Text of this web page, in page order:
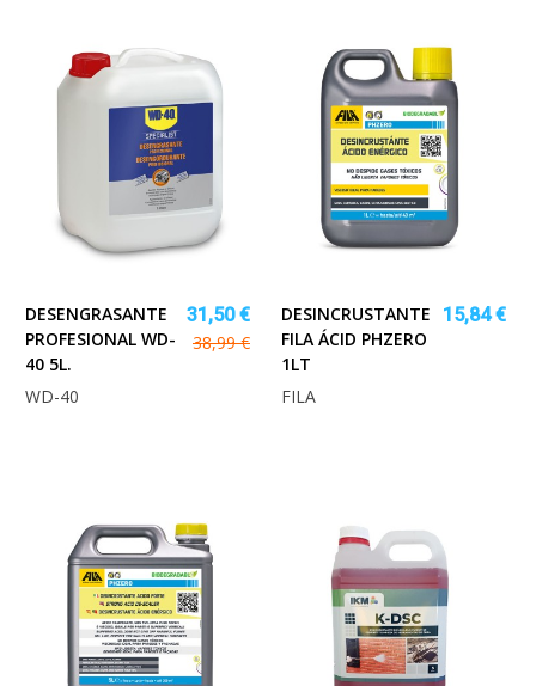
DESENGRASANTE
PROFESIONAL WD-
40 5L.
31,50 €
38,99 €
WD-40
DESINCRUSTANTE
FILA ÁCID PHZERO
1LT
15,84 €
FILA